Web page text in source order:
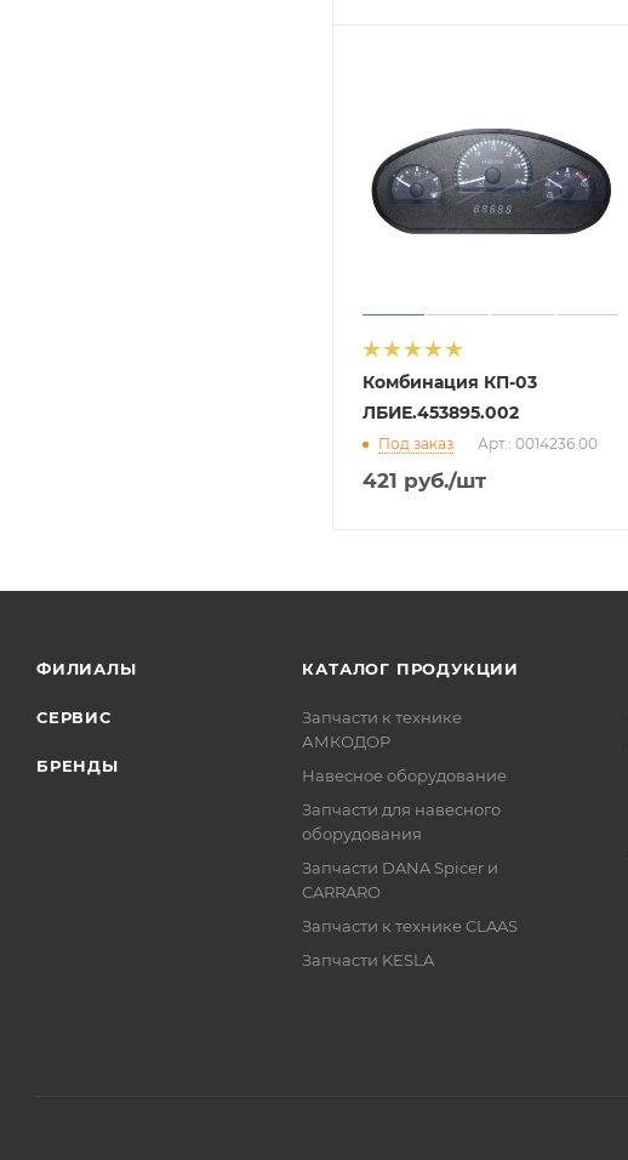
Комбинация КП-03
ЛБИЕ.453895.002
Под заказ Арт.: 0014236.00
421 руб./шт
ФИЛИАЛЫ
СЕРВИС
БРЕНДЫ
КАТАЛОГ ПРОДУКЦИИ
Запчасти к технике
АМКОДОР
Навесное оборудование
Запчасти для навесного
оборудования
Запчасти DANA Spicer и
CARRARO
Запчасти к технике CLAAS
Запчасти KESLA